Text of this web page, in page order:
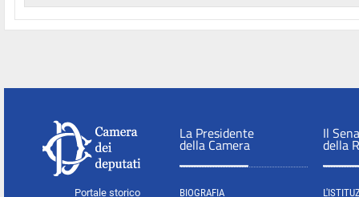
Portale storico
La Presidente
della Camera
BIOGRAFIA
Il
della